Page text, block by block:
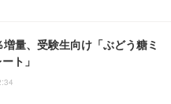
増量、受験生向け「ぶどう糖ミ
ト」